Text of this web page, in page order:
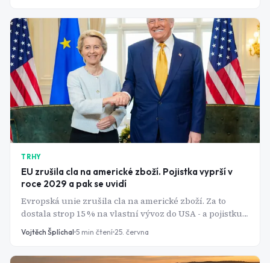
TRHY
EU zrušila cla na americké zboží. Pojistka vyprší v
roce 2029 a pak se uvidí
Evropská unie zrušila cla na americké zboží. Za to
dostala strop 15 % na vlastní vývoz do USA - a pojistku,
která dohodě dává stopku ke konci roku 2029.
Vojtěch Šplíchal 5 min čtení 25. června